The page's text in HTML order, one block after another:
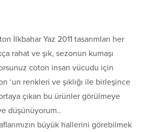
İlkbahar Yaz 2011 tasarımları her
rahat ve şık, sezonun kumaşı
coton insan vücudu için
‘un renkleri ve şıklığı ile birleşince
çıkan bu ürünler görülmeye
düşünüyorum..
büyük hallerini görebilmek